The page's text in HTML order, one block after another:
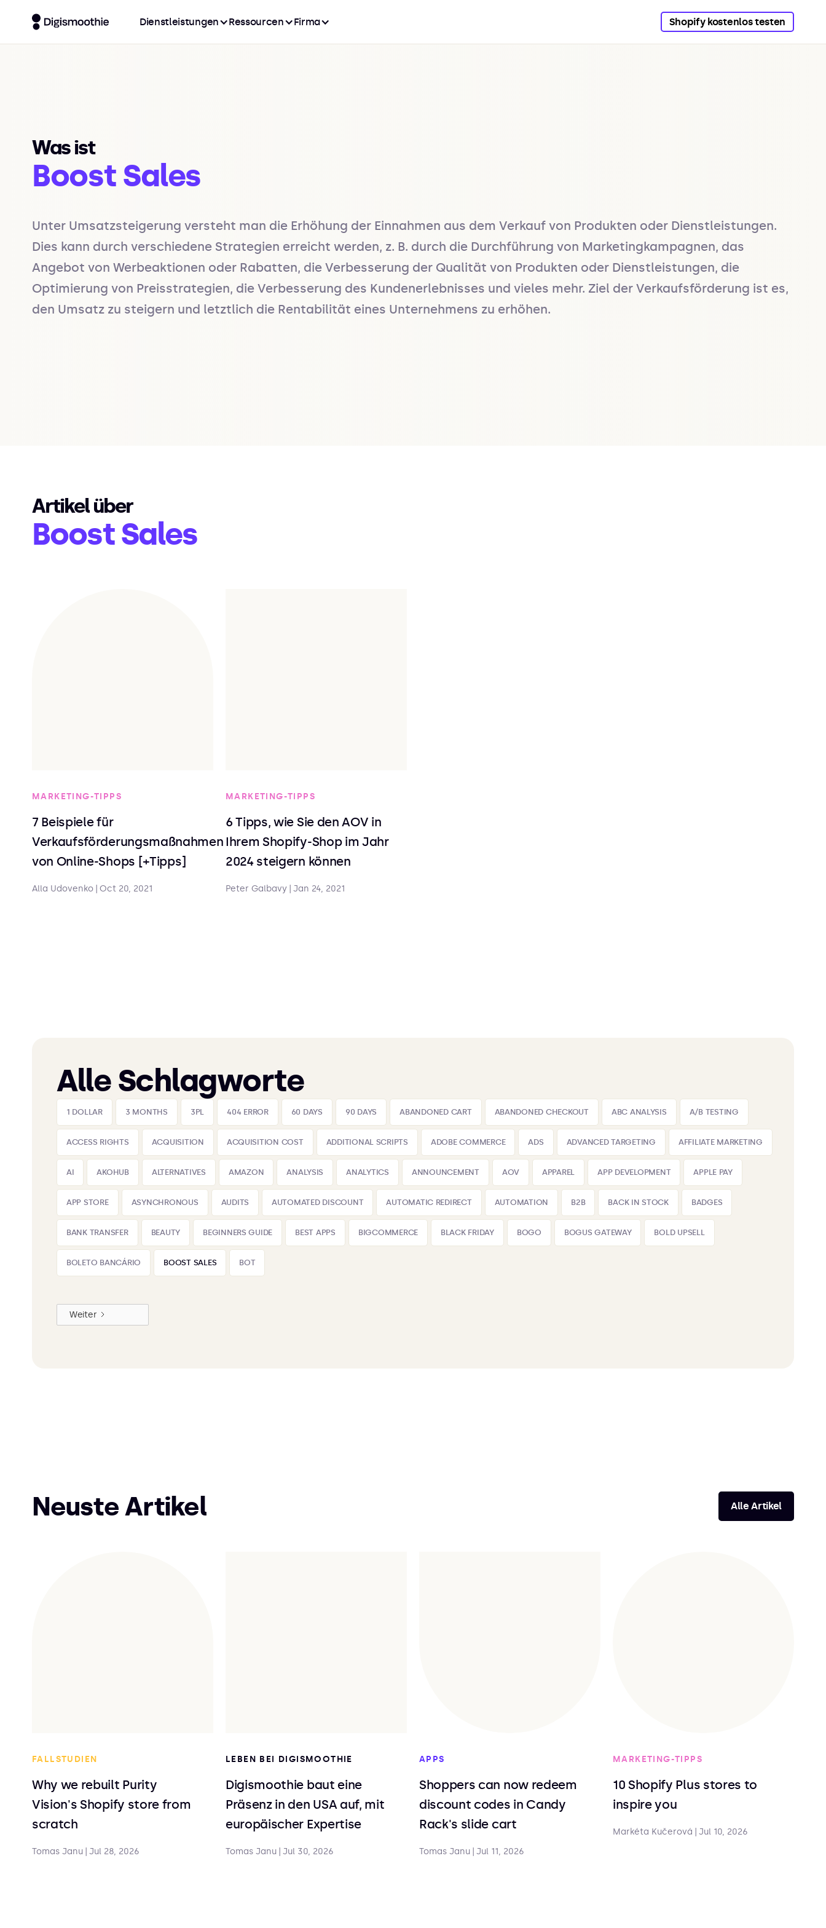
Dienstleistungen Ressourcen Firma Shopify kostenlos testen
Was ist
Boost Sales
Unter Umsatzsteigerung versteht man die Erhöhung der Einnahmen aus dem Verkauf von Produkten oder Dienstleistungen.
Dies kann durch verschiedene Strategien erreicht werden, z. B. durch die Durchführung von Marketingkampagnen, das
Angebot von Werbeaktionen oder Rabatten, die Verbesserung der Qualität von Produkten oder Dienstleistungen, die
Optimierung von Preisstrategien, die Verbesserung des Kundenerlebnisses und vieles mehr. Ziel der Verkaufsförderung ist es,
den Umsatz zu steigern und letztlich die Rentabilität eines Unternehmens zu erhöhen.
Artikel über
Boost Sales
MARKETING-TIPPS
7 Beispiele für
Verkaufsförderungsmaßnahmen
von Online-Shops [+Tipps]
Alla Udovenko Oct 20, 2021
MARKETING-TIPPS
6 Tipps, wie Sie den AOV in
Ihrem Shopify-Shop im Jahr
2024 steigern können
Peter Galbavy Jan 24, 2021
Alle Schlagworte
1 DOLLAR 3 MONTHS 3PL 404 ERROR 60 DAYS 90 DAYS ABANDONED CART ABANDONED CHECKOUT ABC ANALYSIS A/B TESTING
ACCESS RIGHTS ACQUISITION ACQUISITION COST ADDITIONAL SCRIPTS ADOBE COMMERCE ADS ADVANCED TARGETING AFFILIATE MARKETING
AI AKOHUB ALTERNATIVES AMAZON ANALYSIS ANALYTICS ANNOUNCEMENT AOV APPAREL APP DEVELOPMENT APPLE PAY
APP STORE ASYNCHRONOUS AUDITS AUTOMATED DISCOUNT AUTOMATIC REDIRECT AUTOMATION B2B BACK IN STOCK BADGES
BANK TRANSFER BEAUTY BEGINNERS GUIDE BEST APPS BIGCOMMERCE BLACK FRIDAY BOGO BOGUS GATEWAY BOLD UPSELL
BOLETO BANCÁRIO BOOST SALES BOT
Weiter
Neuste Artikel Alle Artikel
FALLSTUDIEN
Why we rebuilt Purity
Vision's Shopify store from
scratch
Tomas Janu Jul 28, 2026
LEBEN BEI DIGISMOOTHIE
Digismoothie baut eine
Präsenz in den USA auf, mit
europäischer Expertise
Tomas Janu Jul 30, 2026
APPS
Shoppers can now redeem
discount codes in Candy
Rack's slide cart
Tomas Janu Jul 11, 2026
MARKETING-TIPPS
10 Shopify Plus stores to
inspire you
Markéta Kučerová Jul 10, 2026